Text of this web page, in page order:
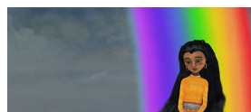
nem csak felnőtteknek,
Fele Királyság, Tökváros,
és kreatív foglalkozások. Íme a
programajánló a Minimatinétól!